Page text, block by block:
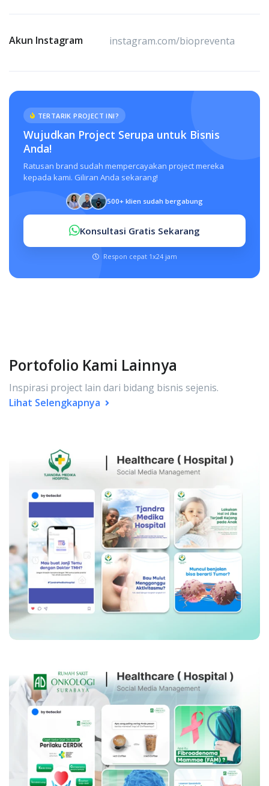
Akun Instagram instagram.com/biopreventa
TERTARIK PROJECT INI?
Wujudkan Project Serupa untuk Bisnis
Anda!
Ratusan brand sudah mempercayakan project mereka
kepada kami. Giliran Anda sekarang!
500+ klien sudah bergabung
Konsultasi Gratis Sekarang
Respon cepat 1x24 jam
Portofolio Kami Lainnya
Inspirasi project lain dari bidang bisnis sejenis.
Lihat Selengkapnya